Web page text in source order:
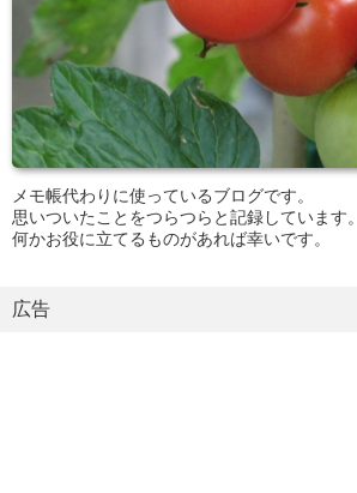
メモ帳代わりに使っているブログです。
思いついたことをつらつらと記録しています。
何かお役に立てるものがあれば幸いです。
広告